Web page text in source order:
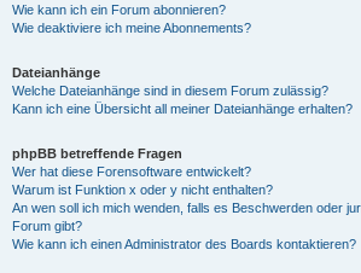
Wie kann ich ein Forum abonnieren?
Wie deaktiviere ich meine Abonnements?
Dateianhänge
Welche Dateianhänge sind in diesem Forum zulässig?
Kann ich eine Übersicht all meiner Dateianhänge erhalten?
phpBB betreffende Fragen
Wer hat diese Forensoftware entwickelt?
Warum ist Funktion x oder y nicht enthalten?
An wen soll ich mich wenden, falls es Beschwerden oder
Forum gibt?
Wie kann ich einen Administrator des Boards kontaktieren?